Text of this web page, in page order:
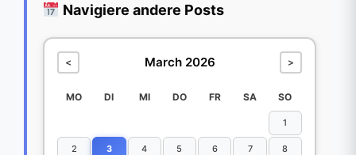
Navigiere andere Posts
< March 2026 >
MO DI MI DO FR SA SO
1
2 3 4 5 6 7 8